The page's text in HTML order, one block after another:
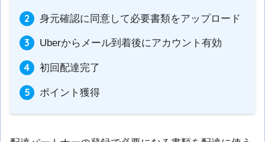
身元確認に同意して必要書類をアップロード
Uberからメール到着後にアカウント有効
初回配達完了
ポイント獲得